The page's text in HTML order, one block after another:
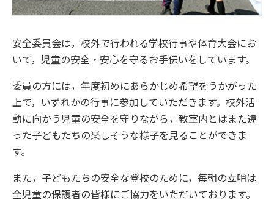
安全委員会は，校外で行われる学校行事や体育大会にお
いて，児童の安全・安心を守るお手伝いをしています。
委員の方には，年度初めにあらかじめ希望をうかがった
上で，いずれかの行事に参加していただきます。校外活
動に向かう児童の安全を守りながら，教室内とはまた違
った子どもたちの楽しそうな様子を見ることができま
す。
また，子どもたちの安全な登校のために，毎朝の立哨は
全児童の保護者の皆様にご協力をいただいております。